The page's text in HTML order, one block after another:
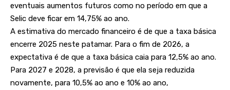
eventuais aumentos futuros como no período em que a
Selic deve ficar em 14,75% ao ano.
A estimativa do mercado financeiro é de que a taxa básica
encerre 2025 neste patamar. Para o fim de 2026, a
expectativa é de que a taxa básica caia para 12,5% ao ano.
Para 2027 e 2028, a previsão é que ela seja reduzida
novamente, para 10,5% ao ano e 10% ao ano,